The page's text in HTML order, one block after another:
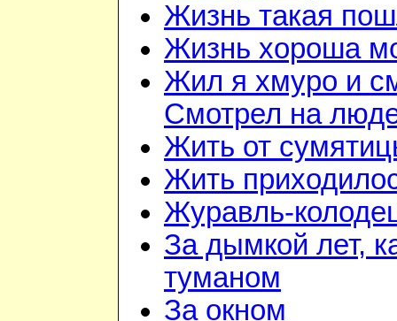
Жизнь такая
Жизнь хороша
Жил я хмуро и
Смотрел на
Жить от
Жить
Журавль-
За дымкой лет,
туманом
За окном